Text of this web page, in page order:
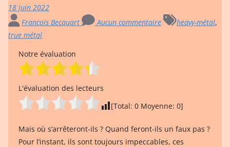
18 juin 2022
François Becquart
Aucun commentaire heavy-métal,
true métal
Notre évaluation
L'évaluation des lecteurs
[Total: 0 Moyenne: 0]
Mais où s’arrêteront-ils ? Quand feront-ils un faux pas ?
Pour l’instant, ils sont toujours impeccables, ces